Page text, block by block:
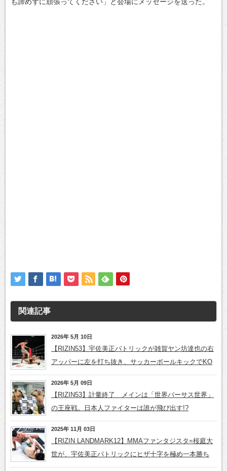
関連記事
2026年 5月 10日
【RIZIN53】宇佐美正パトリックが雑賀ヤン坊達也の右
アッパーに左を打ち抜き、サッカーボールキックでKO
2026年 5月 09日
【RIZIN53】計量終了 メインは「世界バーサス世界」
の王座戦。日本人ファイターは誰が飛び出す!?
2025年 11月 03日
【RIZIN LANDMARK12】MMAファンタジスタ=桜庭大
世が、宇佐美正パトリックにヒザ十字を極め一本勝ち